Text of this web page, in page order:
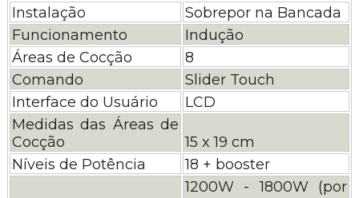
Instalação
Sobrepor na Bancada
Funcionamento
Indução
Áreas de Cocção
8
Comando
Slider Touch
Interface do Usuário
LCD
Medidas das Áreas de
Cocção
15 x 19 cm
Níveis de Potência
18 + booster
1200W - 1800W (por